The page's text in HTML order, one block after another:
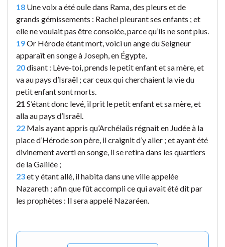
18 Une voix a été ouïe dans Rama, des pleurs et de
grands gémissements : Rachel pleurant ses enfants ; et
elle ne voulait pas être consolée, parce qu’ils ne sont plus.
19Or Hérode étant mort, voici un ange du Seigneur
apparaît en songe à Joseph, en Égypte,
20disant : Lève-toi, prends le petit enfant et sa mère, et
va au pays d’Israël ; car ceux qui cherchaient la vie du
petit enfant sont morts.
21 S’étant donc levé, il prit le petit enfant et sa mère, et
alla au pays d’Israël.
22 Mais ayant appris qu’Archélaüs régnait en Judée à la
place d’Hérode son père, il craignit d’y aller ; et ayant été
divinement averti en songe, il se retira dans les quartiers
de la Galilée ;
23et y étant allé, il habita dans une ville appelée
Nazareth ; afin que fût accompli ce qui avait été dit par
les prophètes : Il sera appelé Nazaréen.